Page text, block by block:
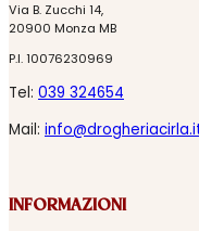
Via B. Zucchi 14,
20900 Monza MB
P.I. 10076230969
Tel: 039 324654
Mail:
INFORMAZIONI